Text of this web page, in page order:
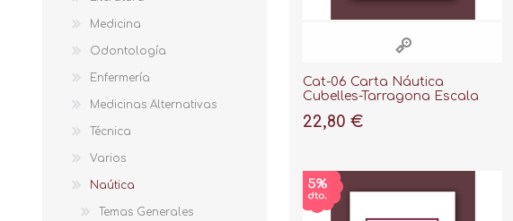
Cat-06 Carta Náutica
Cubelles-Tarragona Escala
22,80 €
Medicina
Odontología
Enfermería
Medicinas Alternativas
Técnica
Varios
Naútica
Temas Generales